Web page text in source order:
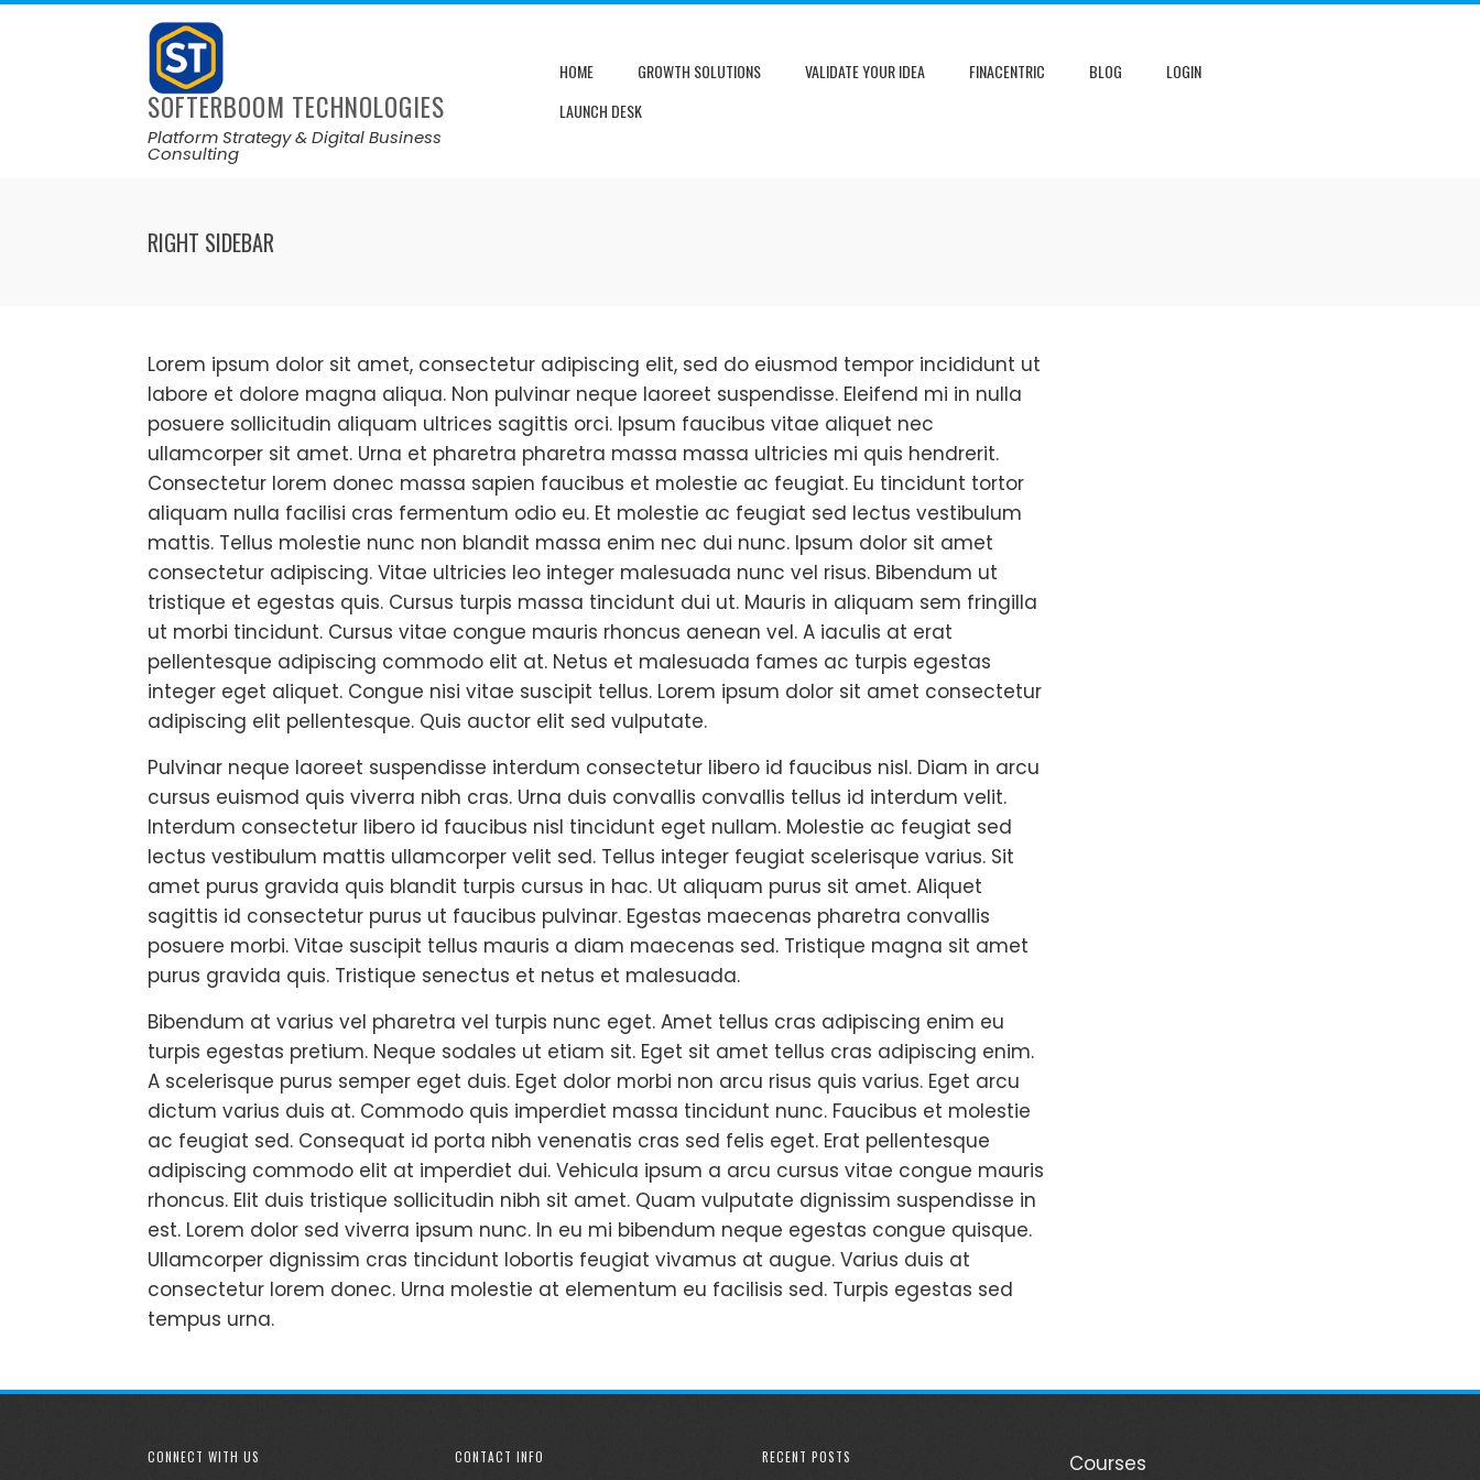
SOFTERBOOM TECHNOLOGIES
Platform Strategy & Digital Business
Consulting
HOME GROWTH SOLUTIONS VALIDATE YOUR IDEA FINACENTRIC BLOG
LOGIN
LAUNCH DESK
RIGHT SIDEBAR
Lorem ipsum dolor sit amet, consectetur adipiscing elit, sed do eiusmod tempor incididunt ut
labore et dolore magna aliqua. Non pulvinar neque laoreet suspendisse. Eleifend mi in nulla
posuere sollicitudin aliquam ultrices sagittis orci. Ipsum faucibus vitae aliquet nec
ullamcorper sit amet. Urna et pharetra pharetra massa massa ultricies mi quis hendrerit.
Consectetur lorem donec massa sapien faucibus et molestie ac feugiat. Eu tincidunt tortor
aliquam nulla facilisi cras fermentum odio eu. Et molestie ac feugiat sed lectus vestibulum
mattis. Tellus molestie nunc non blandit massa enim nec dui nunc. Ipsum dolor sit amet
consectetur adipiscing. Vitae ultricies leo integer malesuada nunc vel risus. Bibendum ut
tristique et egestas quis. Cursus turpis massa tincidunt dui ut. Mauris in aliquam sem fringilla
ut morbi tincidunt. Cursus vitae congue mauris rhoncus aenean vel. A iaculis at erat
pellentesque adipiscing commodo elit at. Netus et malesuada fames ac turpis egestas
integer eget aliquet. Congue nisi vitae suscipit tellus. Lorem ipsum dolor sit amet consectetur
adipiscing elit pellentesque. Quis auctor elit sed vulputate.
Pulvinar neque laoreet suspendisse interdum consectetur libero id faucibus nisl. Diam in arcu
cursus euismod quis viverra nibh cras. Urna duis convallis convallis tellus id interdum velit.
Interdum consectetur libero id faucibus nisl tincidunt eget nullam. Molestie ac feugiat sed
lectus vestibulum mattis ullamcorper velit sed. Tellus integer feugiat scelerisque varius. Sit
amet purus gravida quis blandit turpis cursus in hac. Ut aliquam purus sit amet. Aliquet
sagittis id consectetur purus ut faucibus pulvinar. Egestas maecenas pharetra convallis
posuere morbi. Vitae suscipit tellus mauris a diam maecenas sed. Tristique magna sit amet
purus gravida quis. Tristique senectus et netus et malesuada.
Bibendum at varius vel pharetra vel turpis nunc eget. Amet tellus cras adipiscing enim eu
turpis egestas pretium. Neque sodales ut etiam sit. Eget sit amet tellus cras adipiscing enim.
A scelerisque purus semper eget duis. Eget dolor morbi non arcu risus quis varius. Eget arcu
dictum varius duis at. Commodo quis imperdiet massa tincidunt nunc. Faucibus et molestie
ac feugiat sed. Consequat id porta nibh venenatis cras sed felis eget. Erat pellentesque
adipiscing commodo elit at imperdiet dui. Vehicula ipsum a arcu cursus vitae congue mauris
rhoncus. Elit duis tristique sollicitudin nibh sit amet. Quam vulputate dignissim suspendisse in
est. Lorem dolor sed viverra ipsum nunc. In eu mi bibendum neque egestas congue quisque.
Ullamcorper dignissim cras tincidunt lobortis feugiat vivamus at augue. Varius duis at
consectetur lorem donec. Urna molestie at elementum eu facilisis sed. Turpis egestas sed
tempus urna.
CONNECT WITH US CONTACT INFO RECENT POSTS Courses